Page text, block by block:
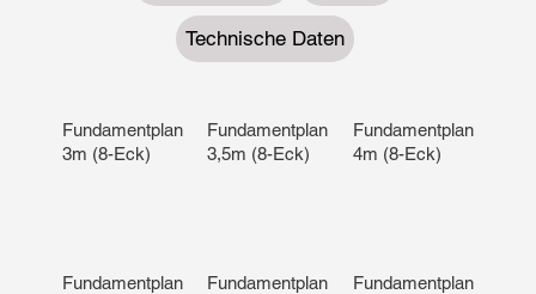
Technische Daten
Fundamentplan
3m (8-Eck)
Fundamentplan
3,5m (8-Eck)
Fundamentplan
4m (8-Eck)
Fundamentplan
Fundamentplan
Fundamentplan